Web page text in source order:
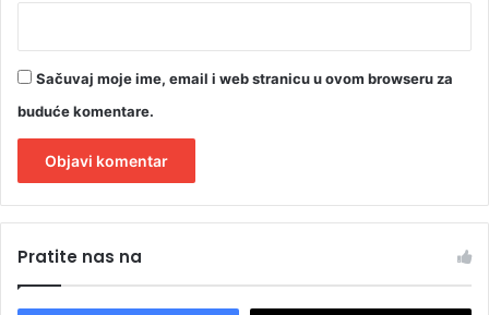
Sačuvaj moje ime, email i web stranicu u ovom browseru za
buduće komentare.
tPratite nas na